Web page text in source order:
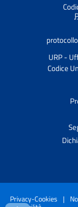
URP -
Codice
Privacy-Cookies |